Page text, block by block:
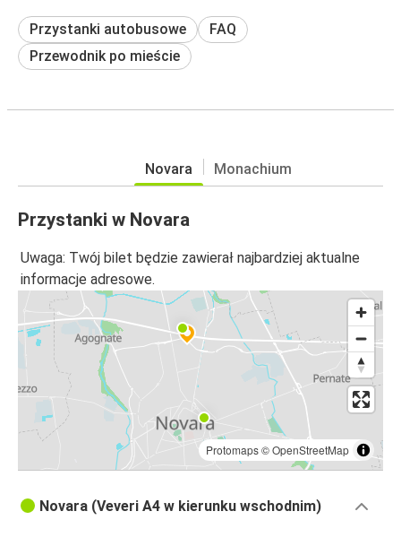
Przystanki autobusowe
FAQ
Przewodnik po mieście
Novara Monachium
Przystanki w Novara
Uwaga: Twój bilet będzie zawierał najbardziej aktualne
informacje adresowe.
Protomaps©OpenStreetMap
Novara (Veveri A4 w kierunku wschodnim)